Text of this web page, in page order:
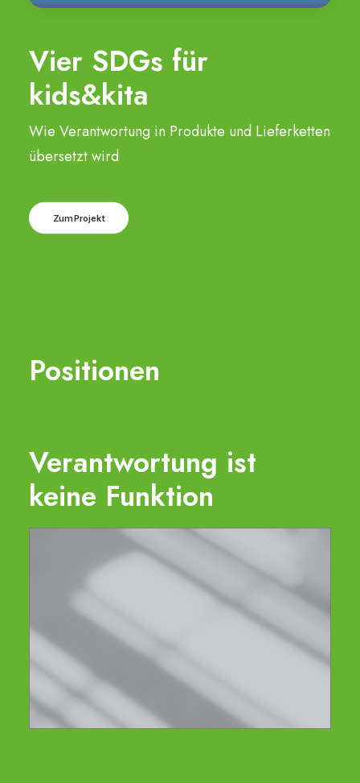
Vier SDGs für
kids&kita
Wie Verantwortung in Produkte und Lieferketten
übersetzt wird
Zum Projekt
Positionen
Verantwortung ist
keine Funktion